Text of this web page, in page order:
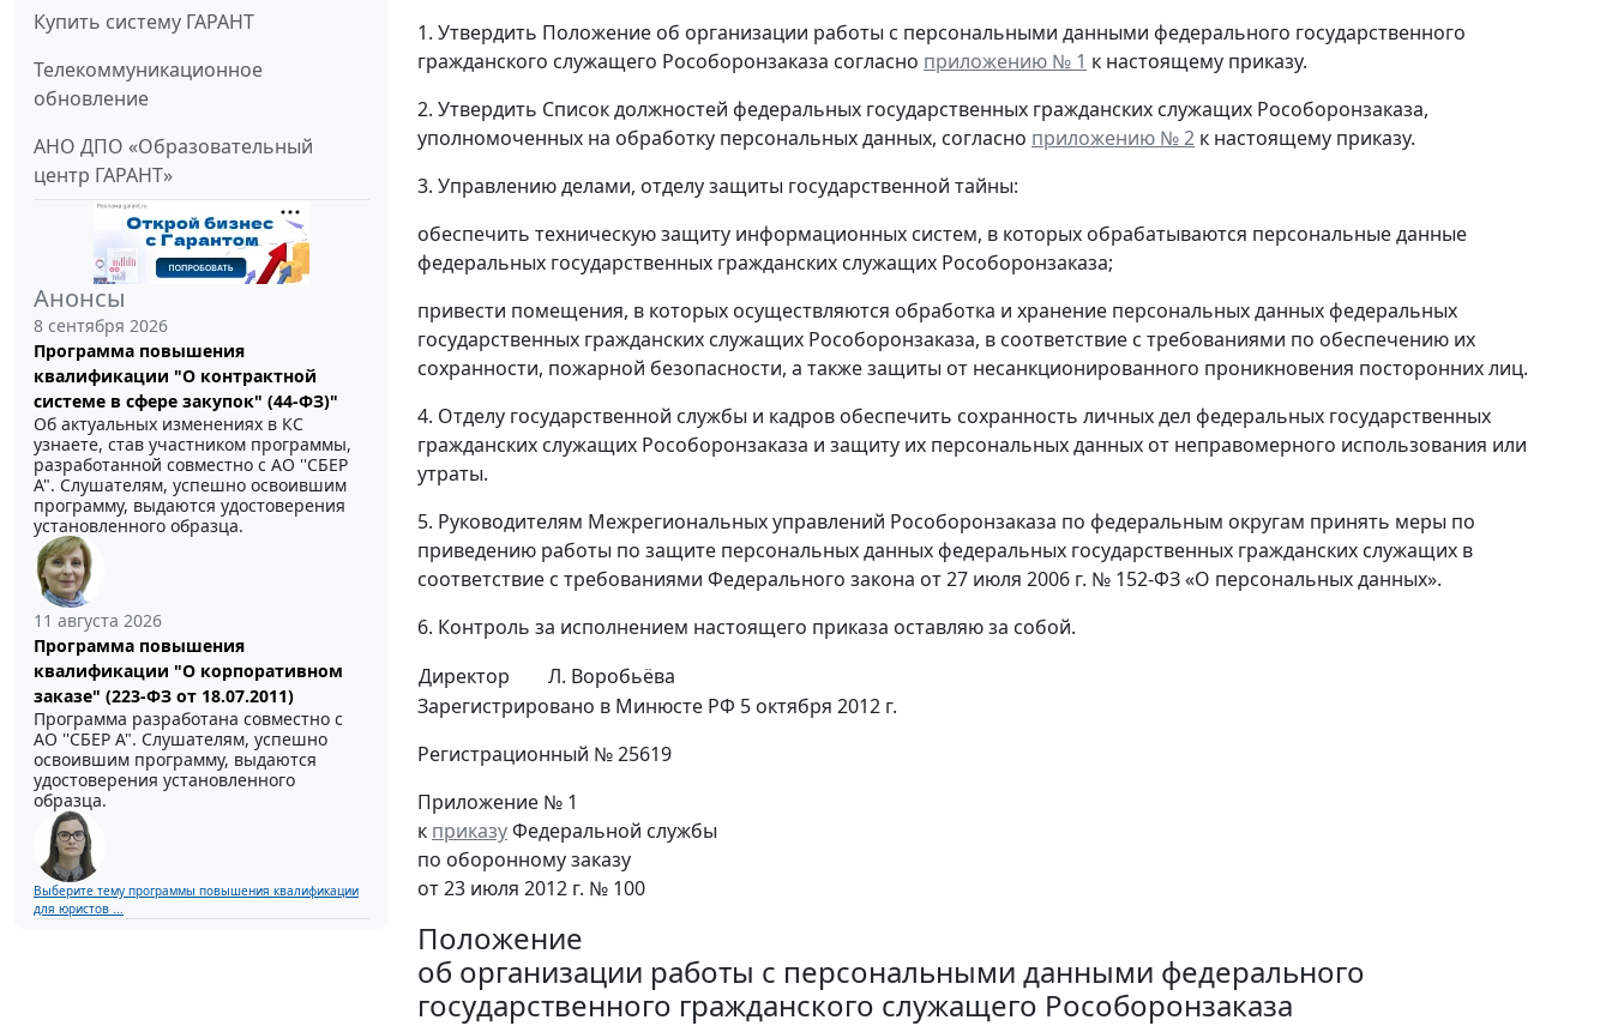
Купить систему ГАРАНТ
Телекоммуникационное
обновление
АНО ДПО «Образовательный
центр ГАРАНТ»
Анонсы
8 сентября 2026
Программа повышения
квалификации "О контрактной
системе в сфере закупок" (44-ФЗ)"
Об актуальных изменениях в КС
узнаете, став участником программы,
разработанной совместно с АО ''СБЕР
А". Слушателям, успешно освоившим
программу, выдаются удостоверения
установленного образца.
11 августа 2026
Программа повышения
квалификации "О корпоративном
заказе" (223-ФЗ от 18.07.2011)
Программа разработана совместно с
АО ''СБЕР А". Слушателям, успешно
освоившим программу, выдаются
удостоверения установленного
образца.
Выберите тему программы повышения квалификации
для юристов ...
1. Утвердить Положение об организации работы с персональными данными федерального государственного
гражданского служащего Рособоронзаказа согласно приложению № 1 к настоящему приказу.
2. Утвердить Список должностей федеральных государственных гражданских служащих Рособоронзаказа,
уполномоченных на обработку персональных данных, согласно приложению № 2 к настоящему приказу.
3. Управлению делами, отделу защиты государственной тайны:
обеспечить техническую защиту информационных систем, в которых обрабатываются персональные данные
федеральных государственных гражданских служащих Рособоронзаказа;
привести помещения, в которых осуществляются обработка и хранение персональных данных федеральных
государственных гражданских служащих Рособоронзаказа, в соответствие с требованиями по обеспечению их
сохранности, пожарной безопасности, а также защиты от несанкционированного проникновения посторонних лиц.
4. Отделу государственной службы и кадров обеспечить сохранность личных дел федеральных государственных
гражданских служащих Рособоронзаказа и защиту их персональных данных от неправомерного использования или
утраты.
5. Руководителям Межрегиональных управлений Рособоронзаказа по федеральным округам принять меры по
приведению работы по защите персональных данных федеральных государственных гражданских служащих в
соответствие с требованиями Федерального закона от 27 июля 2006 г. № 152-ФЗ «О персональных данных».
6. Контроль за исполнением настоящего приказа оставляю за собой.
Директор
Л. Воробьёва
Зарегистрировано в Минюсте РФ 5 октября 2012 г.
Регистрационный № 25619
Приложение № 1
к приказуФедеральной службы
по оборонному заказу
от 23 июля 2012 г. № 100
Положение
об организации работы с персональными данными федерального
государственного гражданского служащего Рособоронзаказа